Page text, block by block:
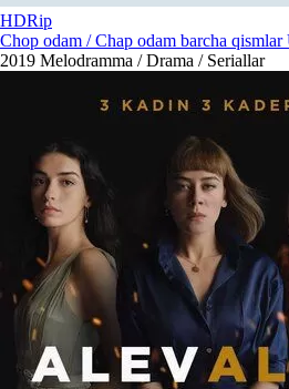
HDRip
Chop odam / Chap odam barcha
2019 Melodramma / Drama / Seriallar